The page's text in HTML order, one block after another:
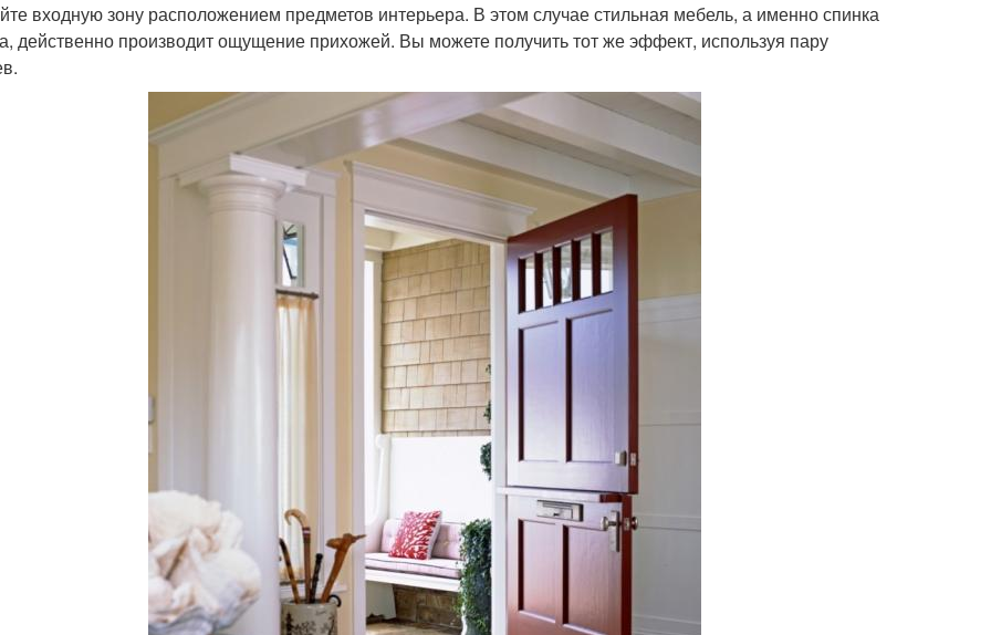
входную зону расположением предметов интерьера. В этом случае стильная мебель, а именно спинка
действенно производит ощущение прихожей. Вы можете получить тот же эффект, используя пару